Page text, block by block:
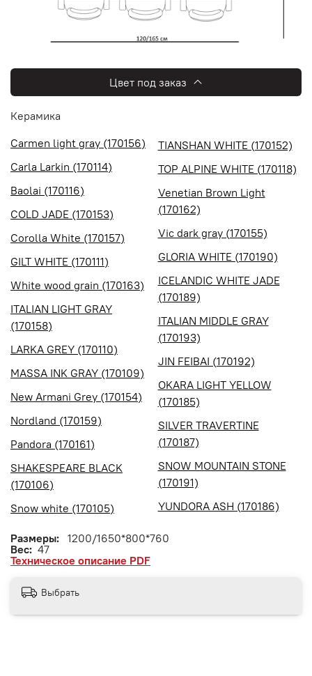
Цвет под заказ
Керамика
Carmen light gray (170156)
Carla Larkin (170114)
Baolai (170116)
COLD JADE (170153)
Corolla White (170157)
GILT WHITE (170111)
White wood grain (170163)
ITALIAN LIGHT GRAY
(170158)
LARKA GREY (170110)
MASSA INK GRAY (170109)
New Armani Grey (170154)
Nordland (170159)
Pandora (170161)
SHAKESPEARE BLACK
(170106)
Snow white (170105)
TIANSHAN WHITE (170152)
TOP ALPINE WHITE (170118)
Venetian Brown Light
(170162)
Vic dark gray (170155)
GLORIA WHITE (170190)
ICELANDIC WHITE JADE
(170189)
ITALIAN MIDDLE GRAY
(170193)
JIN FEIBAI (170192)
OKARA LIGHT YELLOW
(170185)
SILVER TRAVERTINE
(170187)
SNOW MOUNTAIN STONE
(170191)
YUNDORA ASH (170186)
Размеры: 1200/1650*800*760
Вес: 47
Техническое описание PDF
Выбрать